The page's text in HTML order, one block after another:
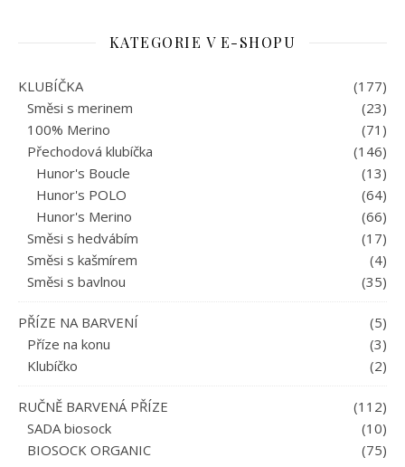
KATEGORIE V E-SHOPU
KLUBÍČKA
(177)
Směsi s merinem
(23)
100% Merino
(71)
Přechodová klubíčka
(146)
Hunor's Boucle
(13)
Hunor's POLO
(64)
Hunor's Merino
(66)
Směsi s hedvábím
(17)
Směsi s kašmírem
(4)
Směsi s bavlnou
(35)
PŘÍZE NA BARVENÍ
(5)
Příze na konu
(3)
Klubíčko
(2)
RUČNĚ BARVENÁ PŘÍZE
(112)
SADA biosock
(10)
BIOSOCK ORGANIC
(75)